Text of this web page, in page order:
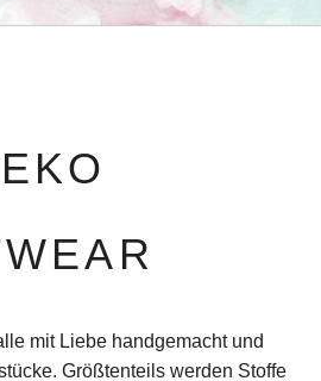
mit Liebe handgemacht und
Größtenteils werden Stoffe